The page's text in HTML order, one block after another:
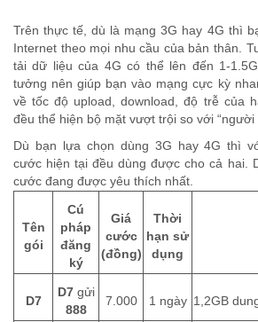
Trên thực tế, dù là mạng 3G hay 4G thì
Internet theo mọi nhu cầu của bản thân.
tải dữ liệu của 4G có thể lên đến 1-
tưởng nên giúp bạn vào mạng cực kỳ
về tốc độ upload, download, độ trễ của
đều thể hiện bộ mặt vượt trội so với “người
Dù bạn lựa chọn dùng 3G hay 4G thì
cước hiện tại đều dùng được cho cả hai.
cước đang được yêu thích nhất.
Tên
gói
Cú
pháp
đăng
ký
Giá
cước
(đồng)
Thời
hạn sử
dụng
D7
D7 gửi
888
7.000 1 ngày 1,2GB